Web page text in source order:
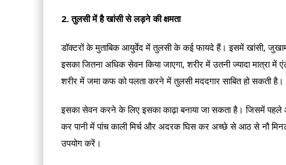
2. तुलसी में है खांसी से लड़ने की क्षमता
डॉक्टरों के मुताबिक आयुर्वेद में तुलसी के कई फायदे हैं। इसमें खांसी,
इसका जितना अधिक सेवन किया जाएगा, शरीर में उतनी ज्यादा मात्रा में
शरीर में जमा कफ को पलता करने में तुलसी मददगार साबित हो सकती है।
इसका सेवन करने के लिए इसका काढ़ा बनाया जा सकता है। जिसमें पहले
कर पानी में पांच काली मिर्च और अदरक घिस कर अच्छे से आठ से नौ
उपयोग करें।